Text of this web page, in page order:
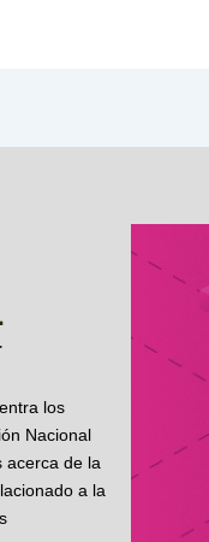
los
Nacional
acerca de la
a la